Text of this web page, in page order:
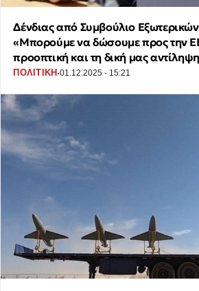
Δένδιας από Συμβούλιο
«Μπορούμε να δώσουμε προς την
προοπτική και τη δική μας
ΠΟΛΙΤΙΚΗ ·01.12.2025 - 15:21